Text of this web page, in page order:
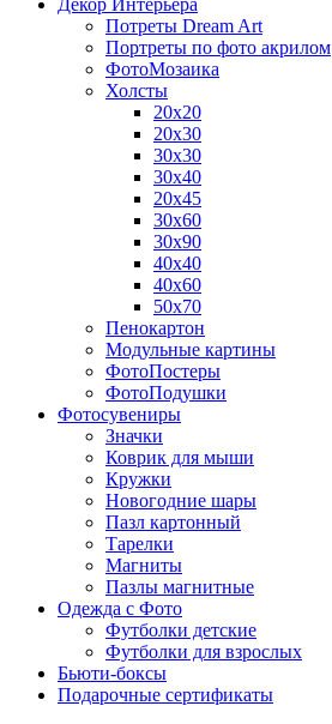
Потреты Dream Art
Портреты по фото акрилом
ФотоМозаика
Холсты
20х20
20х30
30х30
30х40
20х45
30х60
30х90
40х40
40х60
50х70
Пенокартон
Модульные картины
ФотоПостеры
ФотоПодушки
Фотоcувениры
Значки
Коврик для мыши
Кружки
Новогодние шары
Пазл картонный
Тарелки
Магниты
Пазлы магнитные
Одежда с Фото
Футболки детские
Футболки для взрослых
Бьюти-боксы
Подарочные сертификаты